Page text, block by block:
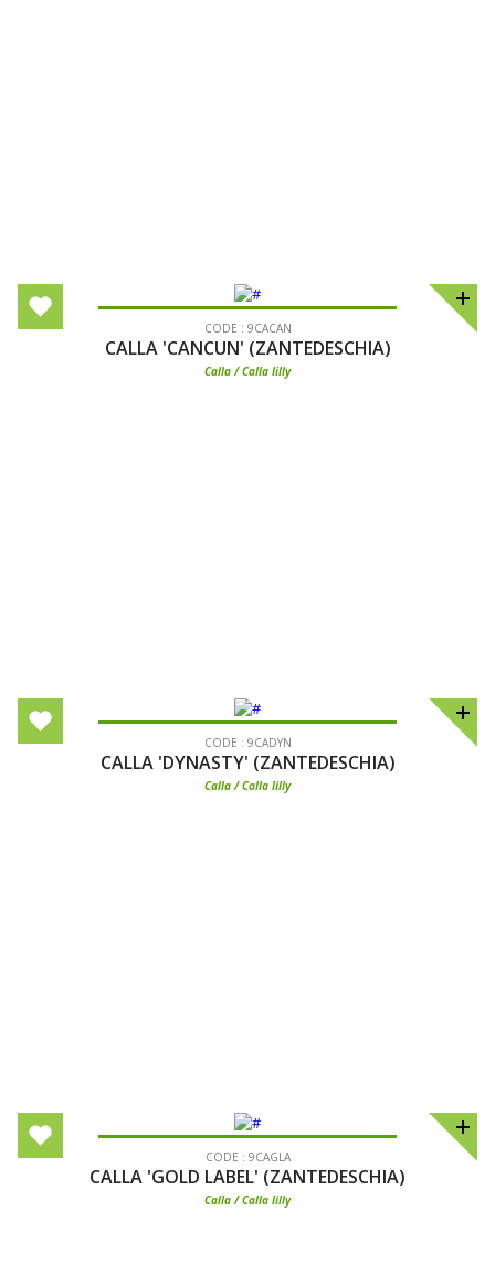
CODE : 9CACAN
CALLA 'CANCUN' (ZANTEDESCHIA)
Calla / Calla lilly
CODE : 9CADYN
CALLA 'DYNASTY' (ZANTEDESCHIA)
Calla / Calla lilly
CODE : 9CAGLA
CALLA 'GOLD LABEL' (ZANTEDESCHIA)
Calla / Calla lilly